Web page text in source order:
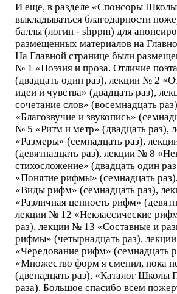
И еще, в разделе «Спонсоры
выкладываться благодарности
баллы (логин - shppm) для
размещенных материалов на
На Главной странице были
№ 1 «Поэзия и проза. Отличие
(двадцать один раз), лекции № 2
идеи и чувства» (двадцать раз),
сочетание слов» (восемнадцать
«Благозвучие и звукопись»
№ 5 «Ритм и метр» (двадцать раз),
«Размеры» (семнадцать раз),
(девятнадцать раз), лекции № 8
стихосложение» (двадцать один
«Понятие рифмы» (семнадцать
«Виды рифм» (семнадцать раз),
«Различная ценность рифм»
лекции № 12 «Неклассические
раз), лекции № 13 «Составные и
рифмы» (четырнадцать раз),
«Чередование рифм» (семнадцать
«Множество форм я сменил, пока
(двенадцать раз), «Каталог Школы
раза). Большое спасибо всем